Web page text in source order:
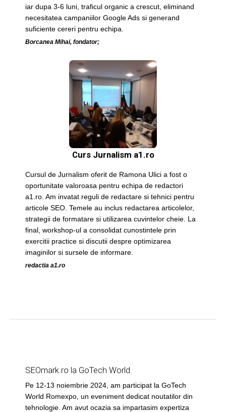
iar dupa 3-6 luni, traficul organic a crescut, eliminand
necesitatea campaniilor Google Ads si generand
suficiente cereri pentru echipa.
Borcanea Mihai, fondator;
Curs Jurnalism a1.ro
Cursul de Jurnalism oferit de Ramona Ulici a fost o
oportunitate valoroasa pentru echipa de redactori
a1.ro. Am invatat reguli de redactare si tehnici pentru
articole SEO. Temele au inclus redactarea articolelor,
strategii de formatare si utilizarea cuvintelor cheie. La
final, workshop-ul a consolidat cunostintele prin
exercitii practice si discutii despre optimizarea
imaginilor si sursele de informare.
redactia a1.ro
SEOmark.ro la GoTech World
Pe 12-13 noiembrie 2024, am participat la GoTech
World Romexpo, un eveniment dedicat noutatilor din
tehnologie. Am avut ocazia sa impartasim expertiza